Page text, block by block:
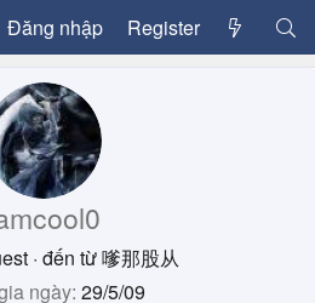
Đăng nhập Register
· đến từ嗲那股从
ngày 29/5/09